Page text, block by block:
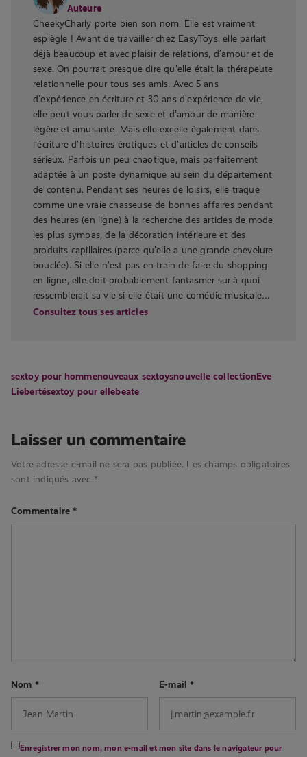
Auteure
CheekyCharly porte bien son nom. Elle est vraiment
espiègle ! Avant de travailler chez EasyToys, elle parlait
déjà beaucoup et avec plaisir de relations, d’amour et de
sexe. On pourrait presque dire qu’elle était la thérapeute
relationnelle pour tous ses amis. Avec 5 ans
d’expérience en écriture et 30 ans d’expérience de vie,
elle peut vous parler de sexe et d’amour de manière
légère et amusante. Mais elle excelle également dans
l’écriture d’histoires érotiques et d’articles de conseils
sérieux. Parfois un peu chaotique, mais parfaitement
adaptée à un poste dynamique au sein du département
de contenu. Pendant ses heures de loisirs, elle traque
comme une vraie chasseuse de bonnes affaires pendant
des heures (en ligne) à la recherche des articles de mode
les plus sympas, de la décoration intérieure et des
produits capillaires (parce qu’elle a une grande chevelure
bouclée). Si elle n’est pas en train de faire du shopping
en ligne, elle doit probablement fantasmer sur à quoi
ressemblerait sa vie si elle était une comédie musicale…
Consultez tous ses articles
sextoy pour hommenouveaux sextoysnouvelle collectionEve
Liebertésextoy pour ellebeate
Laisser un commentaire
Votre adresse e-mail ne sera pas publiée. Les champs obligatoires
sont indiqués avec *
Commentaire*
Nom * E-mail*
Enregistrer mon nom, mon e-mail et mon site dans le navigateur pour